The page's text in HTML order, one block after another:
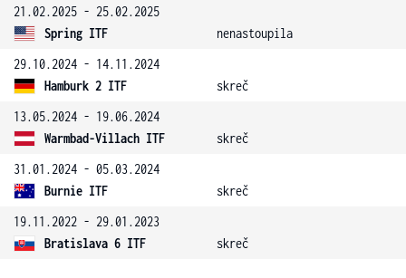
21.02.2025 - 25.02.2025
Spring ITF
nenastoupila
29.10.2024 - 14.11.2024
Hamburk 2 ITF
skreč
13.05.2024 - 19.06.2024
Warmbad-Villach ITF
skreč
31.01.2024 - 05.03.2024
Burnie ITF
skreč
19.11.2022 - 29.01.2023
Bratislava 6 ITF
skreč